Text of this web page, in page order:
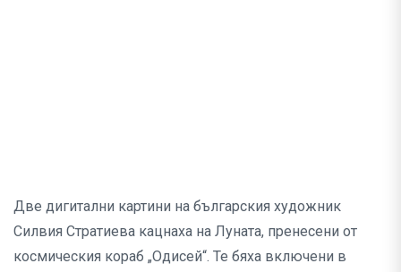
Две дигитални картини на българския художник
Силвия Стратиева кацнаха на Луната, пренесени от
космическия кораб „Одисей“. Те бяха включени в